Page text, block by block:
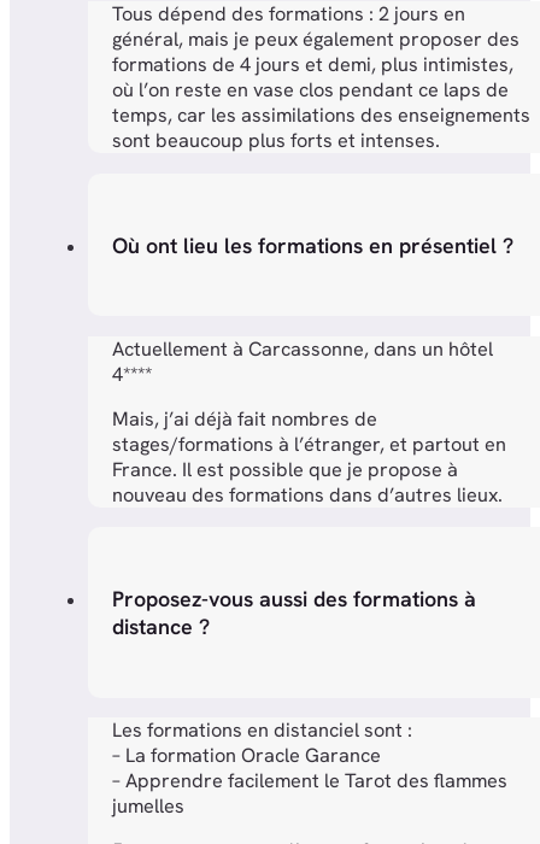
Tous dépend des formations : 2 jours en
général, mais je peux également proposer des
formations de 4 jours et demi, plus intimistes,
où l’on reste en vase clos pendant ce laps de
temps, car les assimilations des enseignements
sont beaucoup plus forts et intenses.
Où ont lieu les formations en présentiel ?
Actuellement à Carcassonne, dans un hôtel
4****
Mais, j’ai déjà fait nombres de
stages/formations à l’étranger, et partout en
France. Il est possible que je propose à
nouveau des formations dans d’autres lieux.
Proposez-vous aussi des formations à
distance ?
Les formations en distanciel sont :
– La formation Oracle Garance
– Apprendre facilement le Tarot des flammes
jumelles